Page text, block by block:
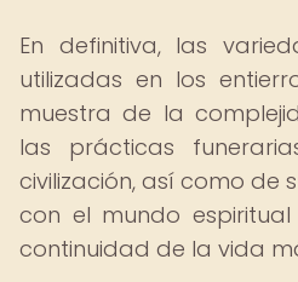
En definitiva, las
utilizadas en los
muestra de la
las prácticas
civilización, así como de
con el mundo
continuidad de la vida